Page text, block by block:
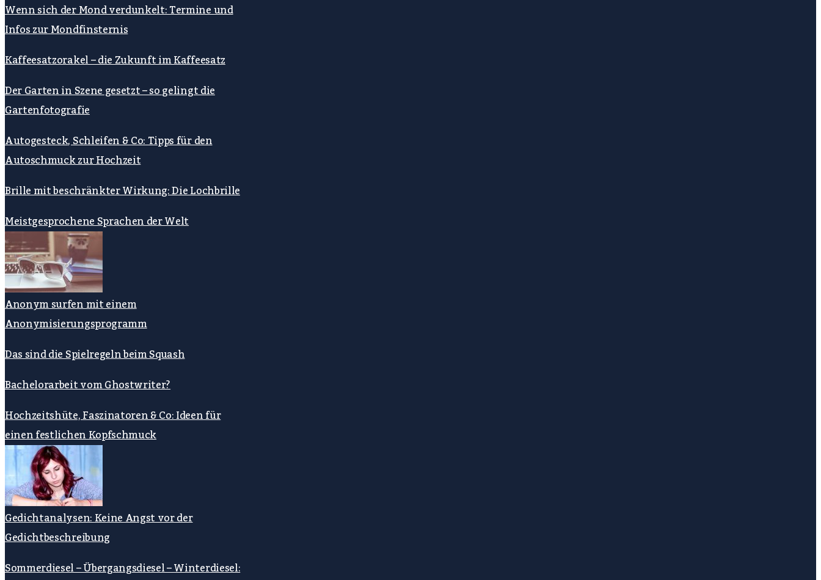
Wenn sich der Mond verdunkelt: Termine und
Infos zur Mondfinsternis
Kaffeesatzorakel – die Zukunft im Kaffeesatz
Der Garten in Szene gesetzt – so gelingt die
Gartenfotografie
Autogesteck, Schleifen & Co: Tipps für den
Autoschmuck zur Hochzeit
Brille mit beschränkter Wirkung: Die Lochbrille
Meistgesprochene Sprachen der Welt
Anonym surfen mit einem
Anonymisierungsprogramm
Das sind die Spielregeln beim Squash
Bachelorarbeit vom Ghostwriter?
Hochzeitshüte, Faszinatoren & Co: Ideen für
einen festlichen Kopfschmuck
Gedichtanalysen: Keine Angst vor der
Gedichtbeschreibung
Sommerdiesel – Übergangsdiesel – Winterdiesel: